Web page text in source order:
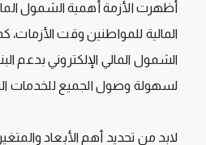
أظهرت الأزمة أهمية الشمول
المالية للمواطنين وقت
الشمول المالي الإلكتروني بدعم
لسهولة وصول الجميع للخدمات
لابد من تحديد أهم الأبعاد